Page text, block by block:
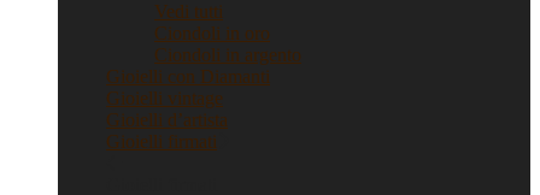
Vedi tutti
Ciondoli in oro
Ciondoli in argento
Gioielli con Diamanti
Gioielli vintage
Gioielli d’artista
Gioielli firmati